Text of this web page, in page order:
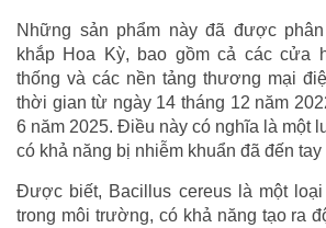
Những sản phẩm này đã được
khắp Hoa Kỳ, bao gồm cả các cửa
thống và các nền tảng thương mại
thời gian từ ngày 14 tháng 12 năm
6 năm 2025. Điều này có nghĩa là một
có khả năng bị nhiễm khuẩn đã đến
Được biết, Bacillus cereus là một
trong môi trường, có khả năng tạo ra